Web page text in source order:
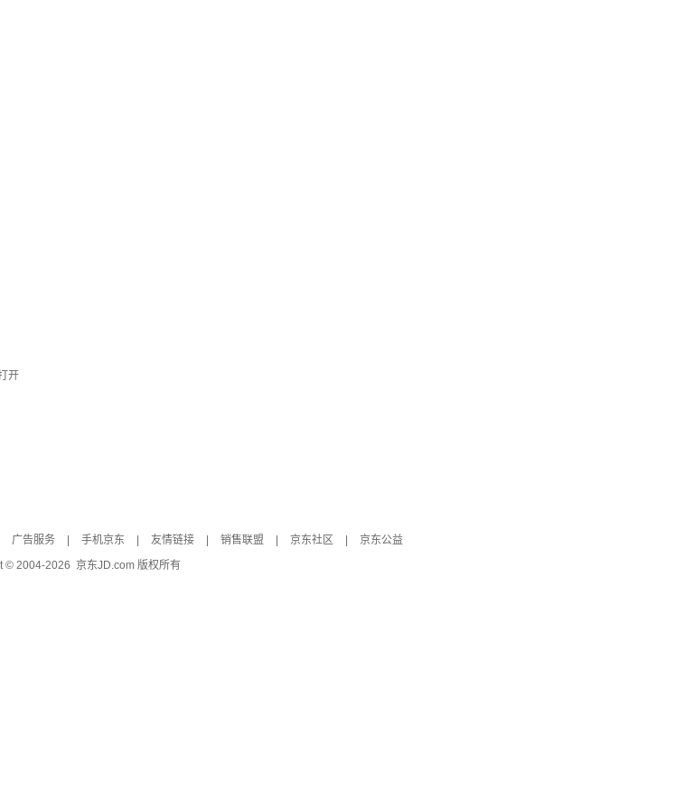
开
广告服务 手机京东 友情链接 销售联盟 京东社区
京东公益
© 2004-2026 京东JD.com 版权所有